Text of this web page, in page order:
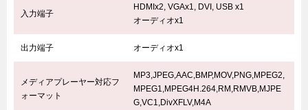
入力端子
HDMIx2, VGAx1, DVI, USB x1
オーディオx1
出力端子 オーディオx1
メディアプレーヤー対応フ
ォーマット
MP3,JPEG,AAC,BMP,MOV,PNG,MPEG2,
MPEG1,MPEG4H.264,RM,RMVB,MJPE
G,VC1,DivXFLV,M4A